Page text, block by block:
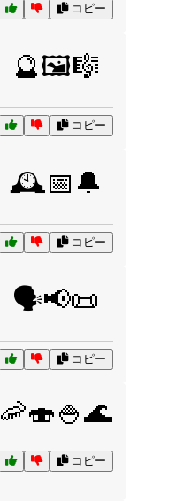
コピー
🔮🖼️🎼
コピー
🕰️📅🔔
コピー
🗣️📢📜
コピー
🦐🍣🍚🌊
コピー